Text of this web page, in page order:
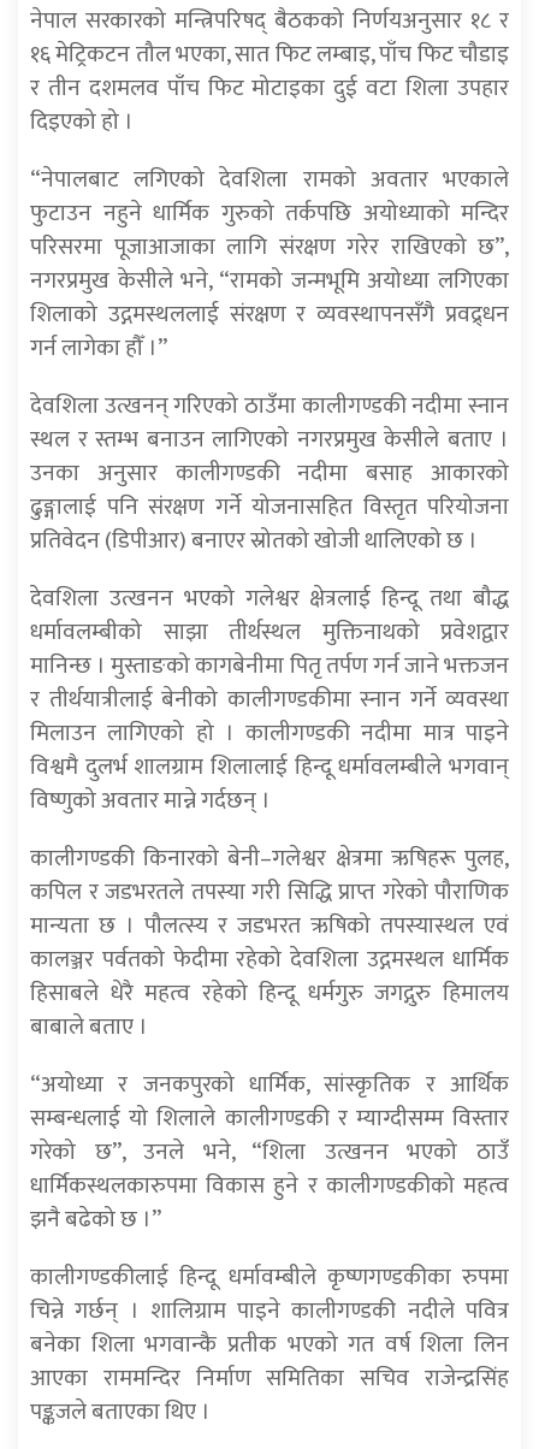
नेपाल सरकारको मन्त्रिपरिषद् बैठकको निर्णयअनुसार १८ र
१६ मेट्रिकटन तौल भएका, सात फिट लम्बाइ, पाँच फिट चौडाइ
र तीन दशमलव पाँच फिट मोटाइका दुई वटा शिला उपहार
दिइएको हो ।
“नेपालबाट लगिएको देवशिला रामको अवतार भएकाले
फुटाउन नहुने धार्मिक गुरुको तर्कपछि अयोध्याको मन्दिर
परिसरमा पूजाआजाका लागि संरक्षण गरेर राखिएको छ”,
नगरप्रमुख केसीले भने, “रामको जन्मभूमि अयोध्या लगिएका
शिलाको उद्गमस्थललाई संरक्षण र व्यवस्थापनसँगै प्रवद्र्धन
गर्न लागेका हौँ ।”
देवशिला उत्खनन् गरिएको ठाउँमा कालीगण्डकी नदीमा स्नान
स्थल र स्तम्भ बनाउन लागिएको नगरप्रमुख केसीले बताए ।
उनका अनुसार कालीगण्डकी नदीमा बसाह आकारको
ढुङ्गालाई पनि संरक्षण गर्ने योजनासहित विस्तृत परियोजना
प्रतिवेदन (डिपीआर) बनाएर स्रोतको खोजी थालिएको छ ।
देवशिला उत्खनन भएको गलेश्वर क्षेत्रलाई हिन्दू तथा बौद्ध
धर्मावलम्बीको साझा तीर्थस्थल मुक्तिनाथको प्रवेशद्वार
मानिन्छ । मुस्ताङको कागबेनीमा पितृ तर्पण गर्न जाने भक्तजन
र तीर्थयात्रीलाई बेनीको कालीगण्डकीमा स्नान गर्ने व्यवस्था
मिलाउन लागिएको हो । कालीगण्डकी नदीमा मात्र पाइने
विश्वमै दुलर्भ शालग्राम शिलालाई हिन्दू धर्मावलम्बीले भगवान्
विष्णुको अवतार मान्ने गर्दछन् ।
कालीगण्डकी किनारको बेनी–गलेश्वर क्षेत्रमा ऋषिहरू पुलह,
कपिल र जडभरतले तपस्या गरी सिद्धि प्राप्त गरेको पौराणिक
मान्यता छ । पौलत्स्य र जडभरत ऋषिको तपस्यास्थल एवं
कालञ्जर पर्वतको फेदीमा रहेको देवशिला उद्गमस्थल धार्मिक
हिसाबले धेरै महत्व रहेको हिन्दू धर्मगुरु जगद्गुरु हिमालय
बाबाले बताए ।
“अयोध्या र जनकपुरको धार्मिक, सांस्कृतिक र आर्थिक
सम्बन्धलाई यो शिलाले कालीगण्डकी र म्याग्दीसम्म विस्तार
गरेको छ”, उनले भने, “शिला उत्खनन भएको ठाउँ
धार्मिकस्थलकारुपमा विकास हुने र कालीगण्डकीको महत्व
झनै बढेको छ ।”
कालीगण्डकीलाई हिन्दू धर्मावम्बीले कृष्णगण्डकीका रुपमा
चिन्ने गर्छन् । शालिग्राम पाइने कालीगण्डकी नदीले पवित्र
बनेका शिला भगवान्कै प्रतीक भएको गत वर्ष शिला लिन
आएका राममन्दिर निर्माण समितिका सचिव राजेन्द्रसिंह
पङ्कजले बताएका थिए ।